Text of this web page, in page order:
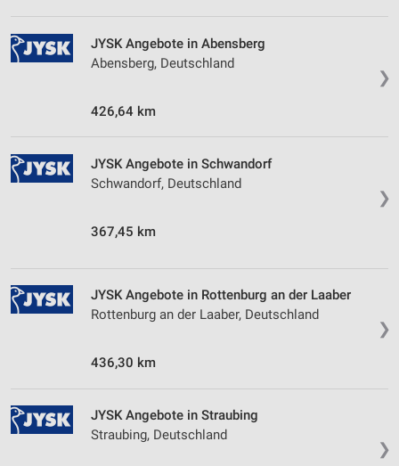
❯
JYSK Angebote in Abensberg
Abensberg, Deutschland
426,64 km
❯
JYSK Angebote in Schwandorf
Schwandorf, Deutschland
367,45 km
❯
JYSK Angebote in Rottenburg an der Laaber
Rottenburg an der Laaber, Deutschland
436,30 km
❯
JYSK Angebote in Straubing
Straubing, Deutschland
Geräte anhand von aktiv angeforderten
Informationen identifizieren
Performance